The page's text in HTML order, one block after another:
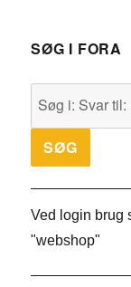
SØG I FORA
Ved login brug
"webshop"